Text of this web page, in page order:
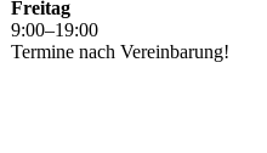
Freitag
9:00–19:00
Termine nach Vereinbarung!